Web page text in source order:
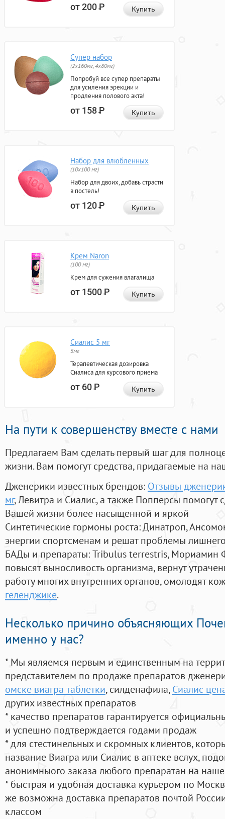
от 200Р Купить
Супер набор
(2х160мг, 4х80мг)
Попробуй все супер препараты
для усиления эрекции и
продления полового акта!
от 158Р Купить
Набор для влюбленных
(10х100 мг)
Набор для двоих, добавь страсти
в постель!
от 120Р Купить
Крем Naron
(100 мг)
Крем для сужения влагалища
от 1500Р Купить
Сиалис 5 мг
5мг
Терапевтическая дозировка
Сиалиса для курсового приема
от 60Р Купить
На пути к совершенству вместе с нами
Предлагаем Вам сделать первый шаг для
жизни. Вам помогут средства, придагаемые на
Дженерики известных брендов: Отзывы
мг, Левитра и Сиалис, а также Попперсы помогут
Вашей жизни более насыщенной и яркой
Синтетические гормоны роста: Динатроп,
энергии спортсменам и решат проблемы
БАДы и препараты:Tribulus terrestris, Мориамин
повысят выносливость организма, вернут
работу многих внутренних органов, омолодят
геленджике.
Несколько причино объясняющих
именно у нас?
* Мы являемся первым и единственным на
представителем по продаже препаратов
омске виагра таблетки, силденафила, Сиалис
других известных препаратов
* качество препаратов гарантируется
и успешно подтверждается годами продаж
* для стестинельных и скромных клиентов,
название Виагра или Сиалис в аптеке вслух,
анонимныого заказа любого препаратан на
* быстрая и удобная доставка курьером по
же возможна доставка препаратов почтой
классом